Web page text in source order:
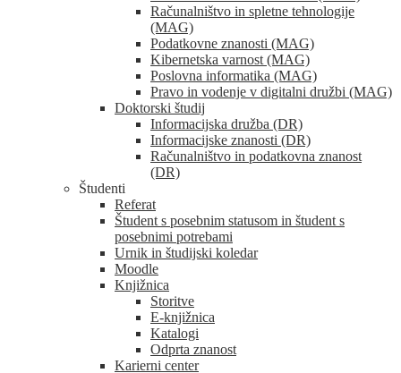
Računalništvo in spletne tehnologije
(MAG)
Podatkovne znanosti (MAG)
Kibernetska varnost (MAG)
Poslovna informatika (MAG)
Pravo in vodenje v digitalni družbi (MAG)
Doktorski študij
Informacijska družba (DR)
Informacijske znanosti (DR)
Računalništvo in podatkovna znanost
(DR)
Študenti
Referat
Študent s posebnim statusom in študent s
posebnimi potrebami
Urnik in študijski koledar
Moodle
Knjižnica
Storitve
E-knjižnica
Katalogi
Odprta znanost
Karierni center